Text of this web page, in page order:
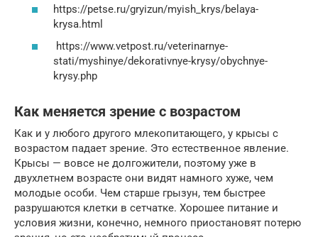
https://petse.ru/gryizun/myish_krys/belaya-
krysa.html
https://www.vetpost.ru/veterinarnye-
stati/myshinye/dekorativnye-krysy/obychnye-
krysy.php
Как меняется зрение с возрастом
Как и у любого другого млекопитающего, у крысы с
возрастом падает зрение. Это естественное явление.
Крысы — вовсе не долгожители, поэтому уже в
двухлетнем возрасте они видят намного хуже, чем
молодые особи. Чем старше грызун, тем быстрее
разрушаются клетки в сетчатке. Хорошее питание и
условия жизни, конечно, немного приостановят потерю